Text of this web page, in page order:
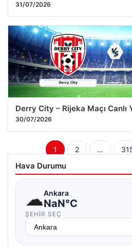
31/07/2026
Derry City – Rijeka Maçı Canlı
30/07/2026
Yazı
sayfalaması
1 2 …
Hava Durumu
☁Ankara
NaN°C
ŞEHIR SEÇ